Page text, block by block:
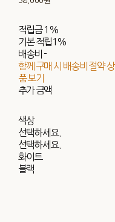
적립금 1%
기본 적립1%
배송비-
함께 구매 시 배송비 절약 상
품 보기
추가 금액
색상
선택하세요.
선택하세요.
화이트
블랙